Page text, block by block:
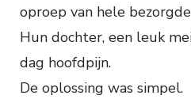
oproep van hele
Hun dochter, een leuk
dag hoofdpijn.
De oplossing was simpel.